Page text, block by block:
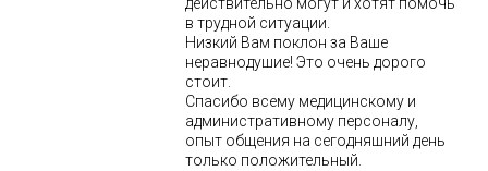
действительно могут и хотят помочь
в трудной ситуации.
Низкий Вам поклон за Ваше
неравнодушие! Это очень дорого
стоит.
Спасибо всему медицинскому и
административному персоналу,
опыт общения на сегодняшний день
только положительный.